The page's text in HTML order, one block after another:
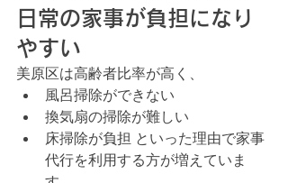
日常の家事が負担になり
やすい
美原区は高齢者比率が高く、
風呂掃除ができない
換気扇の掃除が難しい
床掃除が負担 といった理由で家事
代行を利用する方が増えていま